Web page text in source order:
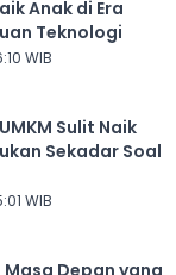
Anak di Era
Teknologi
WIB
Sulit Naik
Sekadar Soal
WIB
Masa Depan yang